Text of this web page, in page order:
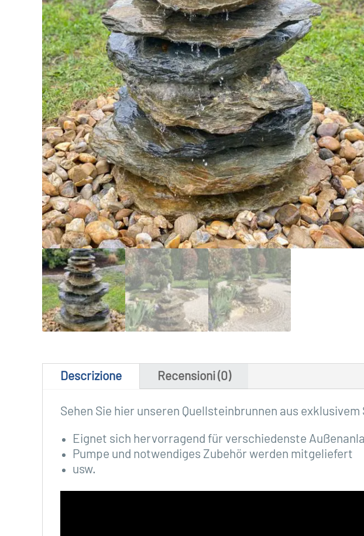
Descrizione Recensioni (0)
Sehen Sie hier unseren Quellsteinbrunnen aus
Eignet sich hervorragend für verschiedenste
Pumpe und notwendiges Zubehör werden mitgeliefert
usw.